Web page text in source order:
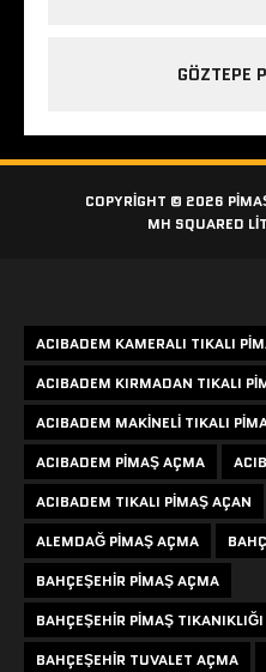
GÖZTEPE
COPYRIGHT © 2026
MH SQUARED
ACIBADEM KAMERALI TIKALI
ACIBADEM KIRMADAN TIKALI
ACIBADEM MAKINELI TIKALI
ACIBADEM PIMAŞ AÇMA
ACIBADEM TIKALI PIMAŞ AÇAN
ALEMDAĞ PIMAŞ AÇMA
BAHÇEŞEHIR PIMAŞ AÇMA
BAHÇEŞEHIR PIMAŞ
BAHÇEŞEHIR TUVALET AÇMA